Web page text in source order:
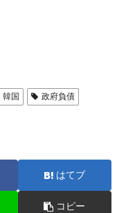
韓国
政府負債
はてブ
コピー